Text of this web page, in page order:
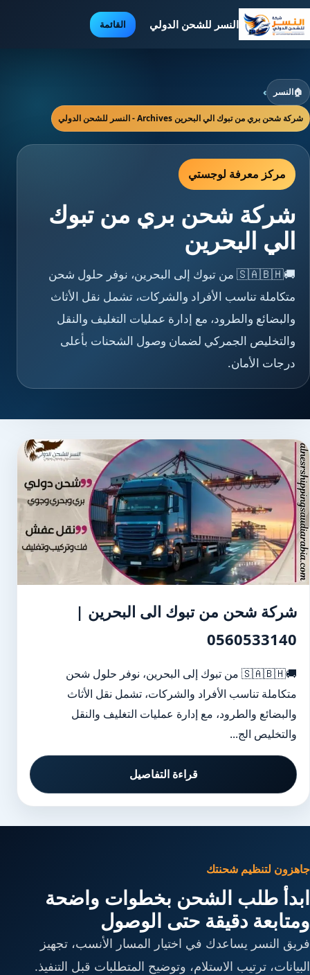
النسر للشحن الدولي القائمة
🏠النسر ›
شركة شحن بري من تبوك الي البحرين Archives - النسر للشحن الدولي
مركز معرفة لوجستي
شركة شحن بري من تبوك
الي البحرين
🚚🇸🇦🇧🇭 من تبوك إلى البحرين، نوفر حلول شحن
متكاملة تناسب الأفراد والشركات، تشمل نقل الأثاث
والبضائع والطرود، مع إدارة عمليات التغليف والنقل
والتخليص الجمركي لضمان وصول الشحنات بأعلى
درجات الأمان.
شركة شحن من تبوك الى البحرين |
0560533140
🚚🇸🇦🇧🇭 من تبوك إلى البحرين، نوفر حلول شحن
متكاملة تناسب الأفراد والشركات، تشمل نقل الأثاث
والبضائع والطرود، مع إدارة عمليات التغليف والنقل
والتخليص الج...
قراءة التفاصيل
جاهزون لتنظيم شحنتك
ابدأ طلب الشحن بخطوات واضحة
ومتابعة دقيقة حتى الوصول
فريق النسر يساعدك في اختيار المسار الأنسب، تجهيز
البيانات، ترتيب الاستلام، وتوضيح المتطلبات قبل التنفيذ.